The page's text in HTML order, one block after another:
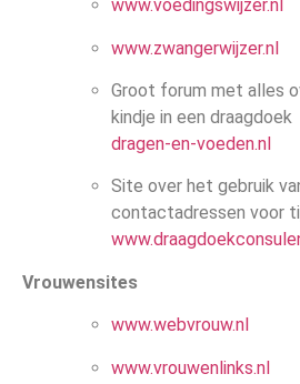
www.voedingswijzer.nl
www.zwangerwijzer.nl
Groot forum met alles
kindje in een draagdoek
dragen-en-voeden.nl
Site over het gebruik
contactadressen voor
Vrouwensites
www.webvrouw.nl
www.vrouwenlinks.nl